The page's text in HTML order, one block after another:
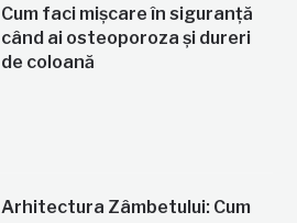
Cum faci mișcare în siguranță
când ai osteoporoza și dureri
de coloană
Arhitectura Zâmbetului: Cum